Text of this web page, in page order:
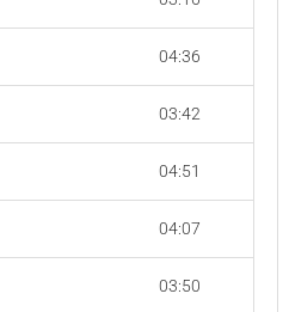
04:36
03:42
04:51
04:07
03:50